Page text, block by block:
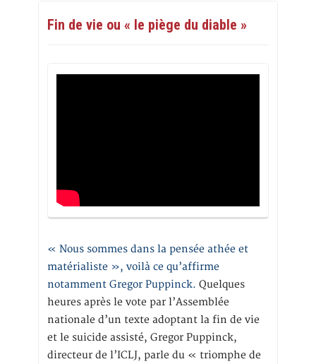
Fin de vie ou « le piège du diable »
« Nous sommes dans la pensée athée et
matérialiste », voilà ce qu’affirme
notamment Gregor Puppinck. Quelques
heures après le vote par l’Assemblée
nationale d’un texte adoptant la fin de vie
et le suicide assisté, Gregor Puppinck,
directeur de l’ICLJ, parle du « triomphe de